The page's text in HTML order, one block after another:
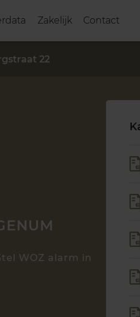
Zakelijk Contact
22
WOZ alarm in